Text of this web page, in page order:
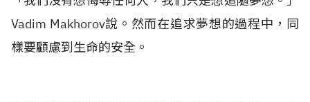
Vadim Makhorov說。然而在追求夢想的過程中，同
樣要顧慮到生命的安全。